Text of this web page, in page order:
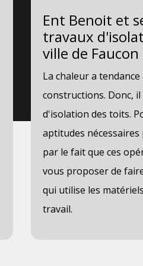
Ent Benoit et
travaux
ville de
La chaleur a
constructions. Donc,
d'isolation des toits.
aptitudes
par le fait que ces
vous proposer de
qui utilise les
travail.